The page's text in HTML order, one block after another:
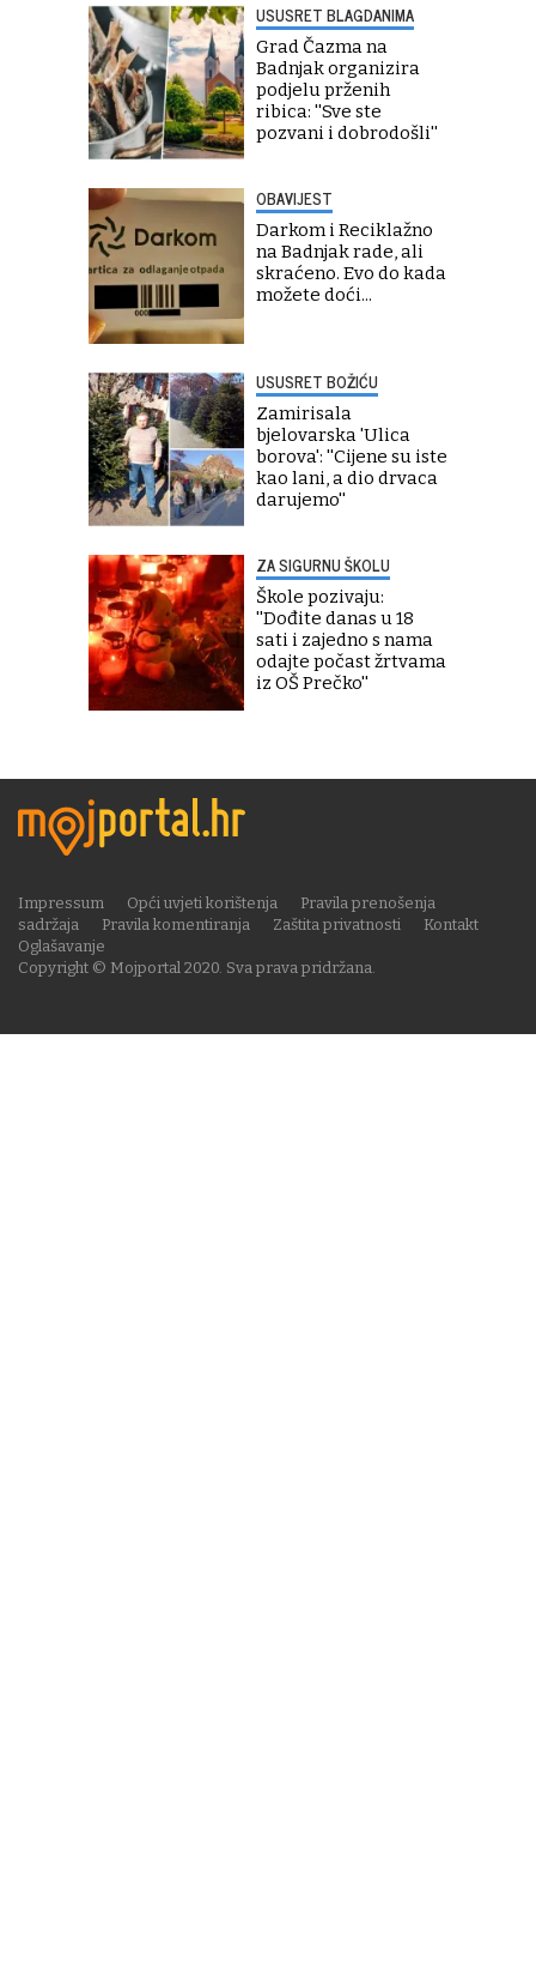
USUSRET BLAGDANIMA
Grad Čazma na
Badnjak organizira
podjelu prženih
ribica: ''Sve ste
pozvani i dobrodošli''
OBAVIJEST
Darkom i Reciklažno
na Badnjak rade, ali
skraćeno. Evo do kada
možete doći...
USUSRET BOŽIĆU
Zamirisala
bjelovarska 'Ulica
borova': ''Cijene su iste
kao lani, a dio drvaca
darujemo''
ZA SIGURNU ŠKOLU
Škole pozivaju:
''Dođite danas u 18
sati i zajedno s nama
odajte počast žrtvama
iz OŠ Prečko''
Copyright © Mojportal 2020. Sva prava pridržana.
Impressum Opći uvjeti korištenja
Pravila prenošenja
sadržaja
Pravila komentiranja Zaštita privatnosti
Kontakt
Oglašavanje